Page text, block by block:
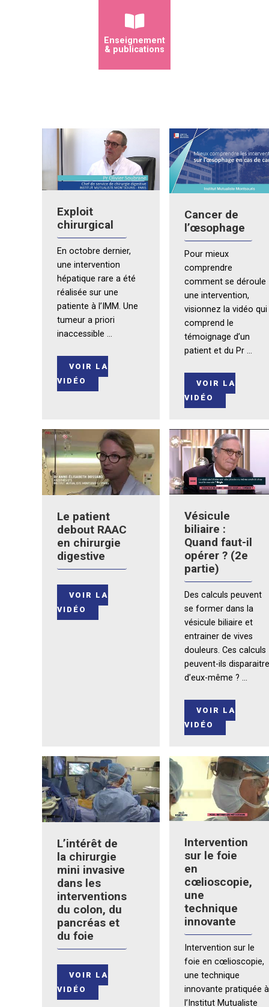
Enseignement
& publications
Exploit
chirurgical
En octobre dernier,
une intervention
hépatique rare a été
réalisée sur une
patiente à l’IMM. Une
tumeur a priori
inaccessible ...
VOIR LA
VIDÉO
Cancer de
l’œsophage
Pour mieux
comprendre
comment se déroule
une intervention,
visionnez la vidéo qui
comprend le
témoignage d’un
patient et du Pr ...
VOIR LA
VIDÉO
Le patient
debout RAAC
en chirurgie
digestive
VOIR LA
VIDÉO
Vésicule
biliaire :
Quand faut-il
opérer ? (2e
partie)
Des calculs peuvent
se former dans la
vésicule biliaire et
entrainer de vives
douleurs. Ces calculs
peuvent-ils
d’eux-même ? ...
VOIR LA
VIDÉO
L’intérêt de
la chirurgie
mini invasive
dans les
interventions
du colon, du
pancréas et
du foie
VOIR LA
VIDÉO
Intervention
sur le foie
en
cœlioscopie,
une
technique
innovante
Intervention sur le
foie en cœlioscopie,
une technique
innovante pratiquée à
l’Institut Mutualiste